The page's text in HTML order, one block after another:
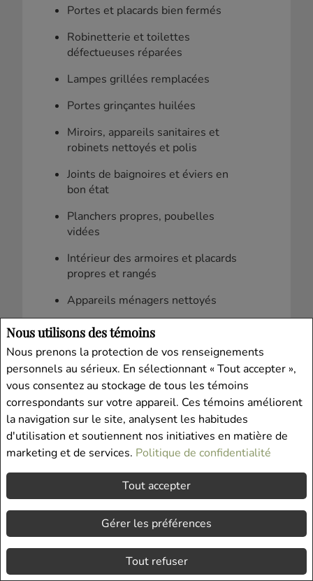
Nous utilisons des témoins
Nous prenons la protection de vos renseignements
personnels au sérieux. En sélectionnant « Tout accepter »,
vous consentez au stockage de tous les témoins
correspondants sur votre appareil. Ces témoins améliorent
la navigation sur le site, analysent les habitudes
d'utilisation et soutiennent nos initiatives en matière de
marketing et de services. Politique de confidentialité
Tout accepter
Gérer les préférences
Tout refuser
Portes et placards bien fermés
Robinetterie et toilettes
défectueuses réparées
Lampes grillées remplacées
Portes grinçantes huilées
Miroirs, appareils sanitaires et
robinets nettoyés et polis
Joints de baignoires et éviers en
bon état
Planchers propres, poubelles
vidées
Intérieur des armoires et placards
propres et rangés
Appareils ménagers nettoyés
Tables de travail de la cuisine
nettoyées et scintillantes
Toutes les lumières allumées
Climatiseur en route s’il fait chaud
dehors
Air frais dans la maison
Vestibules et escaliers propres
Rideaux ouverts pendant la journée